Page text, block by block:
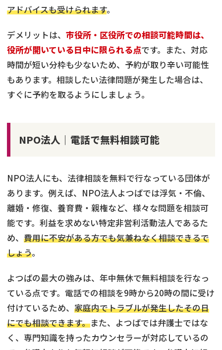
アドバイスも受けられます。
デメリットは、 市役所・区役所での相談可能時間は、
役所が開いている日中に限られる点です。また、対応
時間が短い分枠も少ないため、予約が取り辛い可能性
もあります。相談したい法律問題が発生した場合は、
すぐに予約を取るようにしましょう。
NPO法人｜電話で無料相談可能
NPO法人にも、法律相談を無料で行なっている団体が
あります。例えば、NPO法人よつばでは浮気・不倫、
離婚・修復、養育費・親権など、様々な問題を相談可
能です。利益を求めない特定非営利活動法人であるた
め、 費用に不安がある方でも気兼ねなく相談できるで
しょう。
よつばの最大の強みは、年中無休で無料相談を行なっ
ている点です。電話での相談を9時から20時の間に受け
付けているため、 家庭内でトラブルが発生したその日
にでも相談できます。また、よつばでは弁護士ではな
く、専門知識を持ったカウンセラーが対応しているの